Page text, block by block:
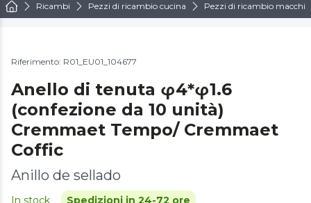
Ricambi Pezzi di ricambio cucina Pezzi di ricambio
Riferimento: R01_EU01_104677
Anello di tenuta φ4*φ1.6
(confezione da 10 unità)
Cremmaet Tempo/ Cremmaet
Coffic
Anillo de sellado
In stock Spedizioni in 24-72 ore